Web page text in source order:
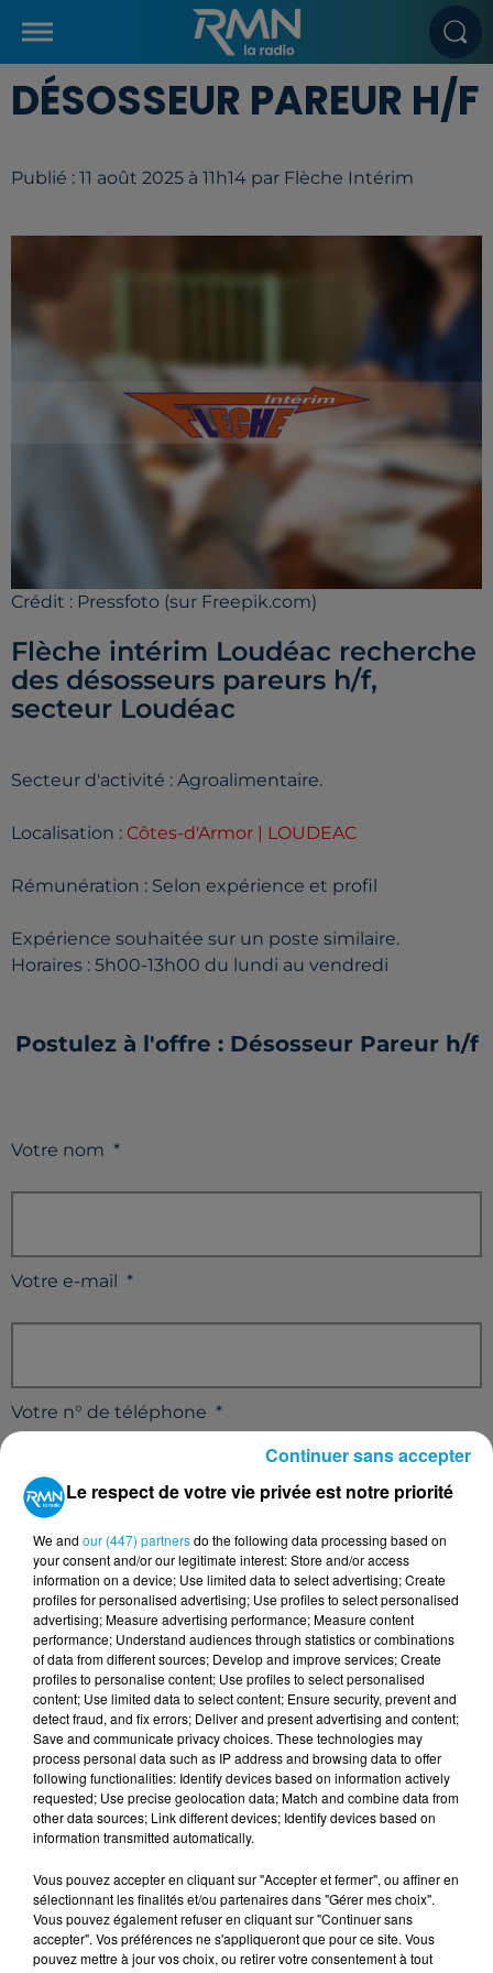
DÉSOSSEUR PAREUR H/F
Publié : 11 août 2025 à 11h14 par Flèche Intérim
Crédit : Pressfoto (sur Freepik.com)
Flèche intérim Loudéac recherche
des désosseurs pareurs h/f,
secteur Loudéac
Secteur d'activité : Agroalimentaire.
Localisation : Côtes-d'Armor | LOUDEAC
Rémunération : Selon expérience et profil
Expérience souhaitée sur un poste similaire.
Horaires : 5h00-13h00 du lundi au vendredi
Postulez à l'offre : Désosseur Pareur h/f
Votre nom *
Votre e-mail *
Votre n° de téléphone *
Votre message*
Taille maximum : 500 caractères
Votre CV
L'upload de fichier est limité à 2Mo pour les images et PDF et 5Mo
Votre lettre de motivation
Le respect de votre vie privée est notre priorité
We and our (447) partnersdo the following data processing based on
your consent and/or our legitimate interest: Store and/or access
information on a device; Use limited data to select advertising; Create
profiles for personalised advertising; Use profiles to select personalised
advertising; Measure advertising performance; Measure content
performance; Understand audiences through statistics or combinations
of data from different sources; Develop and improve services; Create
profiles to personalise content; Use profiles to select personalised
content; Use limited data to select content; Ensure security, prevent and
detect fraud, and fix errors; Deliver and present advertising and content;
Save and communicate privacy choices. These technologies may
process personal data such as IP address and browsing data to offer
following functionalities: Identify devices based on information actively
requested; Use precise geolocation data; Match and combine data from
other data sources; Link different devices; Identify devices based on
information transmitted automatically.
Vous pouvez accepter en cliquant sur "Accepter et fermer", ou affiner en
sélectionnant les finalités et/ou partenaires dans "Gérer mes choix".
Vous pouvez également refuser en cliquant sur "Continuer sans
accepter". Vos préférences ne s'appliqueront que pour ce site. Vous
pouvez mettre à jour vos choix, ou retirer votre consentement à tout
Continuer sans accepter